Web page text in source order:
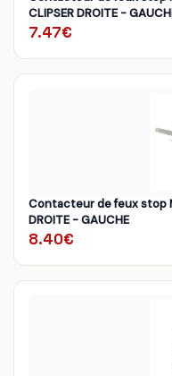
CLIPSER DROITE -
7.47€
Contacteur de feux stop
DROITE - GAUCHE
8.40€